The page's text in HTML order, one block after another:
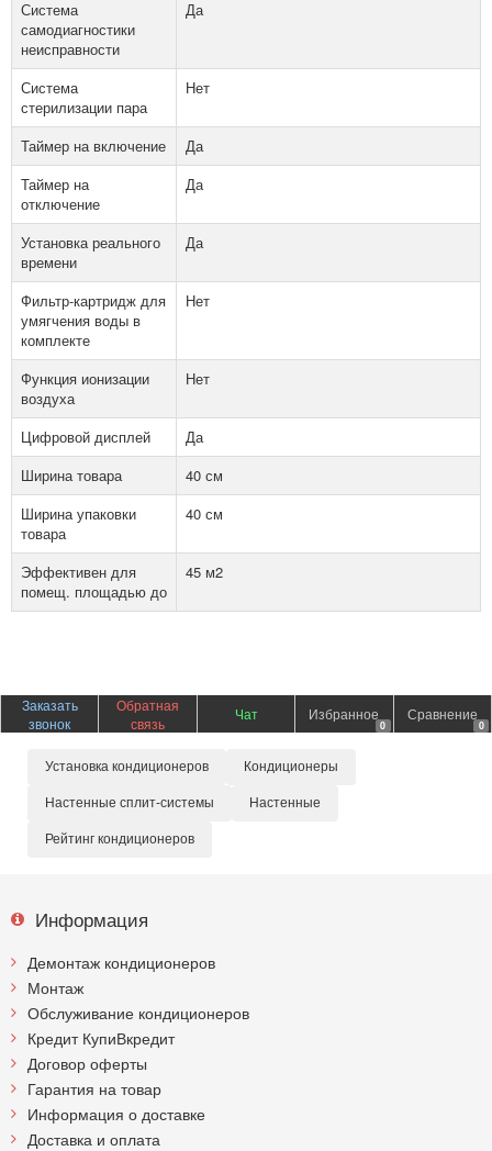
Система
самодиагностики
неисправности
Да
Система
стерилизации пара
Нет
Таймер на включение
Да
Таймер на
отключение
Да
Установка реального
времени
Да
Фильтр-картридж для
умягчения воды в
комплекте
Нет
Функция ионизации
воздуха
Нет
Цифровой дисплей
Да
Ширина товара
40 см
Ширина упаковки
товара
40 см
Эффективен для
помещ. площадью до
45 м2
Заказать
звонок
Обратная
связь
Чат Избранное
0
Сравнение
0
Установка кондиционеров Кондиционеры
Настенные сплит-системы Настенные
Рейтинг кондиционеров
Информация
Демонтаж кондиционеров
Монтаж
Обслуживание кондиционеров
Кредит КупиВкредит
Договор оферты
Гарантия на товар
Информация о доставке
Доставка и оплата